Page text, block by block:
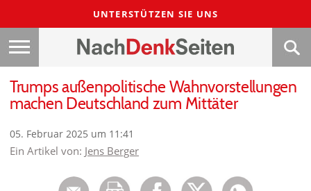
UNTERSTÜTZEN SIE UNS
Trumps außenpolitische Wahnvorstellungen
machen Deutschland zum Mittäter
05. Februar 2025 um 11:41
Ein Artikel von: Jens Berger